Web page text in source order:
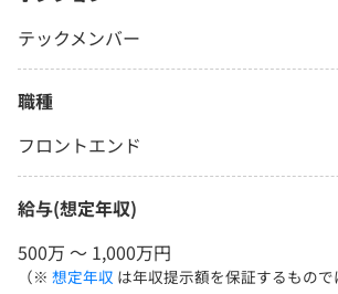
テックメンバー
職種
フロントエンド
給与(想定年収)
500万 〜 1,000万円
（※ 想定年収 は年収提示額を保証するもので